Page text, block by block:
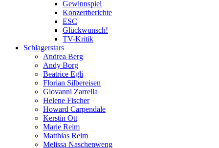
Gewinnspiel
Konzertberichte
ESC
Glückwunsch!
TV-Kritik
Schlagerstars
Andrea Berg
Andy Borg
Beatrice Egli
Florian Silbereisen
Giovanni Zarrella
Helene Fischer
Howard Carpendale
Kerstin Ott
Marie Reim
Matthias Reim
Melissa Naschenweng